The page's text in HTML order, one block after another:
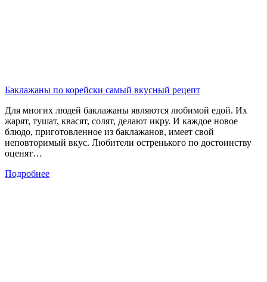
Баклажаны по корейски самый вкусный рецепт
Для многих людей баклажаны являются любимой едой. Их
жарят, тушат, квасят, солят, делают икру. И каждое новое
блюдо, приготовленное из баклажанов, имеет свой
неповторимый вкус. Любители остренького по достоинству
оценят…
Подробнее